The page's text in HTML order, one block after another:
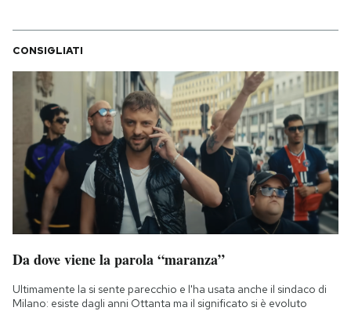
CONSIGLIATI
Da dove viene la parola “maranza”
Ultimamente la si sente parecchio e l'ha usata anche il sindaco di
Milano: esiste dagli anni Ottanta ma il significato si è evoluto